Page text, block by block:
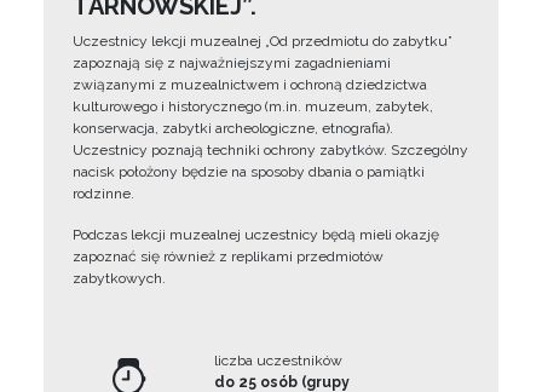
TARNOWSKIEJ”.
Uczestnicy lekcji muzealnej „Od przedmiotu do zabytku”
zapoznają się z najważniejszymi zagadnieniami
związanymi z muzealnictwem i ochroną dziedzictwa
kulturowego i historycznego (m.in. muzeum, zabytek,
konserwacja, zabytki archeologiczne, etnografia).
Uczestnicy poznają techniki ochrony zabytków. Szczególny
nacisk położony będzie na sposoby dbania o pamiątki
rodzinne.
Podczas lekcji muzealnej uczestnicy będą mieli okazję
zapoznać się również z replikami przedmiotów
zabytkowych.
liczba uczestników
do 25 osób (grupy